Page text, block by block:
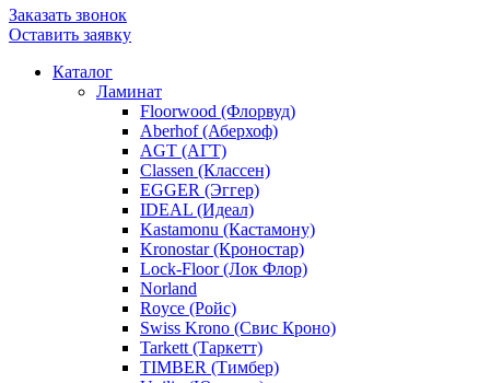
Заказать звонок
Оставить заявку
Каталог
Ламинат
Floorwood (Флорвуд)
Aberhof (Аберхоф)
AGT (АГТ)
Classen (Классен)
EGGER (Эггер)
IDEAL (Идеал)
Kastamonu (Кастамону)
Kronostar (Кроностар)
Lock-Floor (Лок Флор)
Norland
Royce (Ройс)
Swiss Krono (Свис Кроно)
Tarkett (Таркетт)
TIMBER (Тимбер)